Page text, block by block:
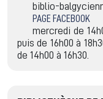
biblio-
PAGE FACEBOOK
mercredi de
puis de 16h00 à
de 14h00 à 16h30.